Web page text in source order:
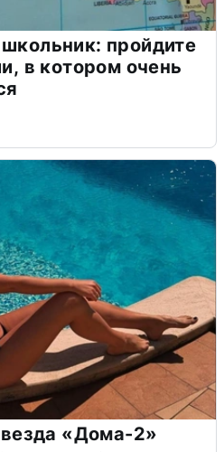
пройдите
в котором очень
«Дома-2»